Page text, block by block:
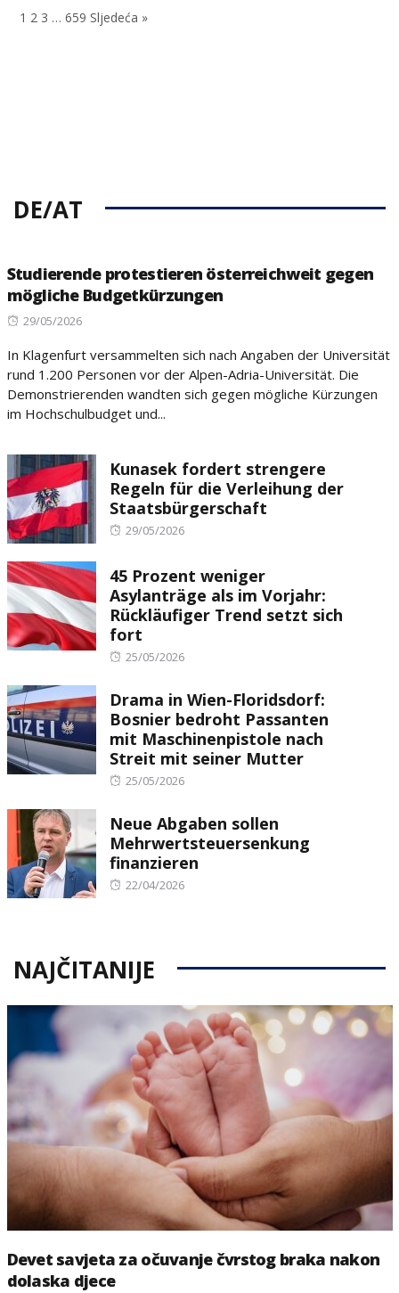
1 2 3 … 659 Sljedeća »
DE/AT
Studierende protestieren österreichweit gegen
mögliche Budgetkürzungen
Posted
29/05/2026
In Klagenfurt versammelten sich nach Angaben der Universität
rund 1.200 Personen vor der Alpen-Adria-Universität. Die
Demonstrierenden wandten sich gegen mögliche Kürzungen
im Hochschulbudget und...
Kunasek fordert strengere
Regeln für die Verleihung der
Staatsbürgerschaft
Posted
29/05/2026
45 Prozent weniger
Asylanträge als im Vorjahr:
Rückläufiger Trend setzt sich
fort
Posted
25/05/2026
Drama in Wien-Floridsdorf:
Bosnier bedroht Passanten
mit Maschinenpistole nach
Streit mit seiner Mutter
Posted
25/05/2026
Neue Abgaben sollen
Mehrwertsteuersenkung
finanzieren
Posted
22/04/2026
NAJČITANIJE
Devet savjeta za očuvanje čvrstog braka nakon
dolaska djece